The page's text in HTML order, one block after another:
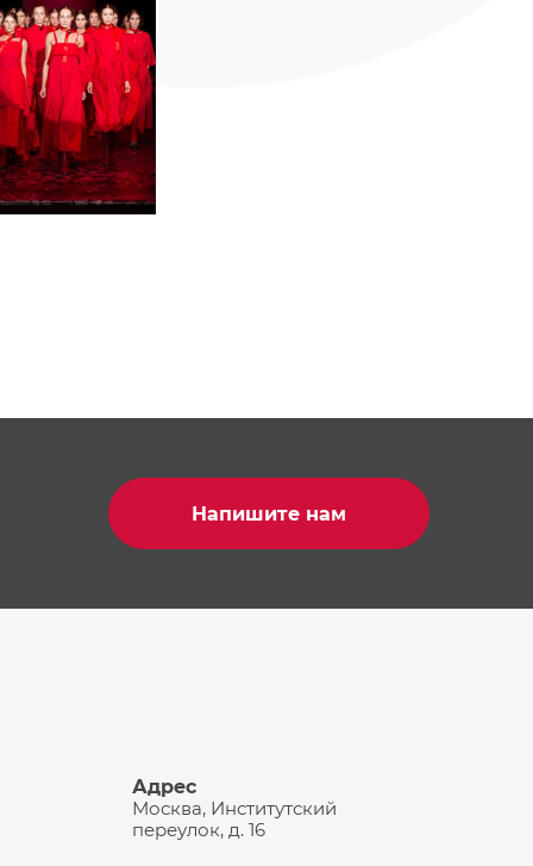
Напишите нам
Адрес
Москва, Институтский
переулок, д. 16